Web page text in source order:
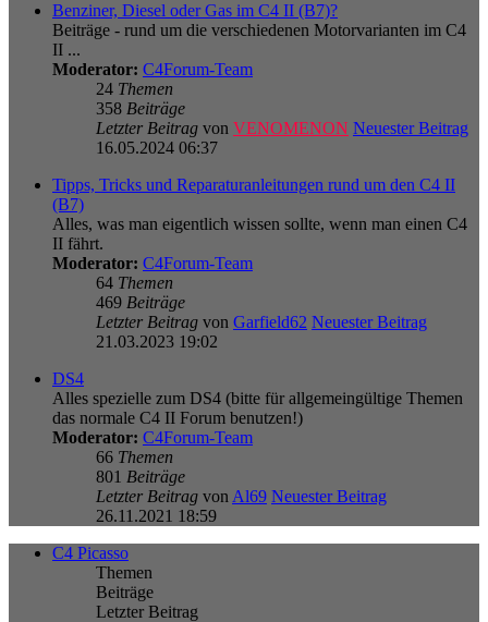
Benziner, Diesel oder Gas im C4 II (B7)?
Beiträge - rund um die verschiedenen Motorvarianten im C4
II ...
Moderator: C4Forum-Team
24 Themen
358 Beiträge
Letzter Beitrag von VENOMENON Neuester Beitrag
16.05.2024 06:37
Tipps, Tricks und Reparaturanleitungen rund um den C4 II
(B7)
Alles, was man eigentlich wissen sollte, wenn man einen C4
II fährt.
Moderator: C4Forum-Team
64 Themen
469 Beiträge
Letzter Beitrag von Garfield62 Neuester Beitrag
21.03.2023 19:02
DS4
Alles spezielle zum DS4 (bitte für allgemeingültige Themen
das normale C4 II Forum benutzen!)
Moderator: C4Forum-Team
66 Themen
801 Beiträge
Letzter Beitrag von Al69 Neuester Beitrag
26.11.2021 18:59
C4 Picasso
Themen
Beiträge
Letzter Beitrag